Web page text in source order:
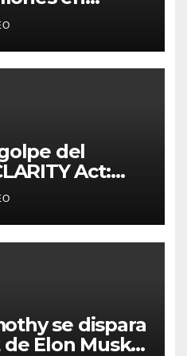
de DeFi
del
Act:
por
se dispara
de Elon Musk